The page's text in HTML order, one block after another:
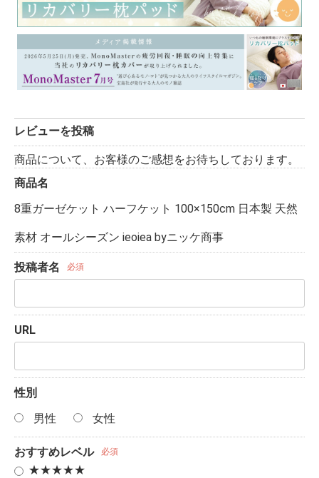
レビューを投稿
商品について、お客様のご感想をお待ちしております。
商品名
8重ガーゼケット ハーフケット 100×150cm 日本製 天然
素材 オールシーズン ieoiea byニッケ商事
投稿者名 必須
URL
性別
男性
女性
おすすめレベル 必須
★★★★★